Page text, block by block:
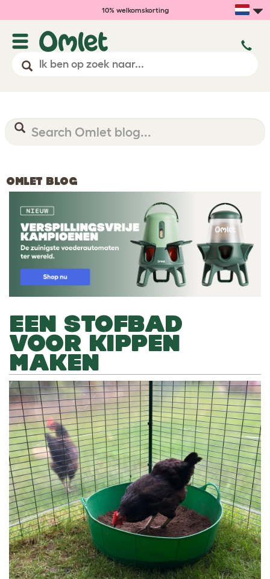
10% welkomskorting
OMLET BLOG
EEN STOFBAD
VOOR KIPPEN
MAKEN